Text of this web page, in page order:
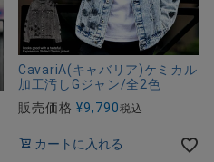
CavariA(キャバリア)ケミカル
加工汚しGジャン/全2色
販売価格 ¥9,790税込
カートに入れる